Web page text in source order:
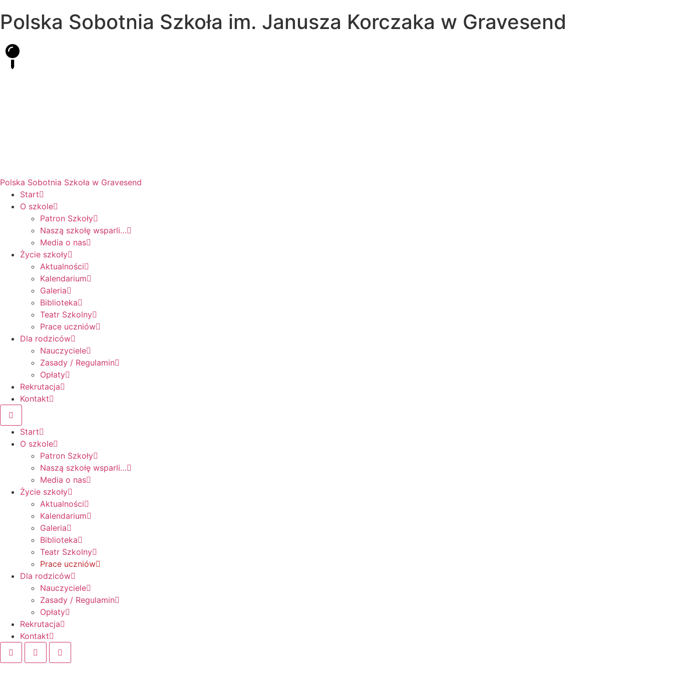
Polska Sobotnia Szkoła im. Janusza Korczaka w Gravesend
Polska Sobotnia Szkoła w Gravesend
Start
O szkole
Patron Szkoły
Naszą szkołę wsparli…
Media o nas
Życie szkoły
Aktualności
Kalendarium
Galeria
Biblioteka
Teatr Szkolny
Prace uczniów
Dla rodziców
Nauczyciele
Zasady / Regulamin
Opłaty
Rekrutacja
Kontakt
Start
O szkole
Patron Szkoły
Naszą szkołę wsparli…
Media o nas
Życie szkoły
Aktualności
Kalendarium
Galeria
Biblioteka
Teatr Szkolny
Prace uczniów
Dla rodziców
Nauczyciele
Zasady / Regulamin
Opłaty
Rekrutacja
Kontakt